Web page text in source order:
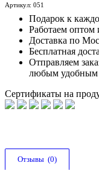
Артикул: 051
Подарок к
Работаем оптом
Доставка по
Бесплатная
Отправляем
любым удобным
Сертификаты на
Отзывы  (0)